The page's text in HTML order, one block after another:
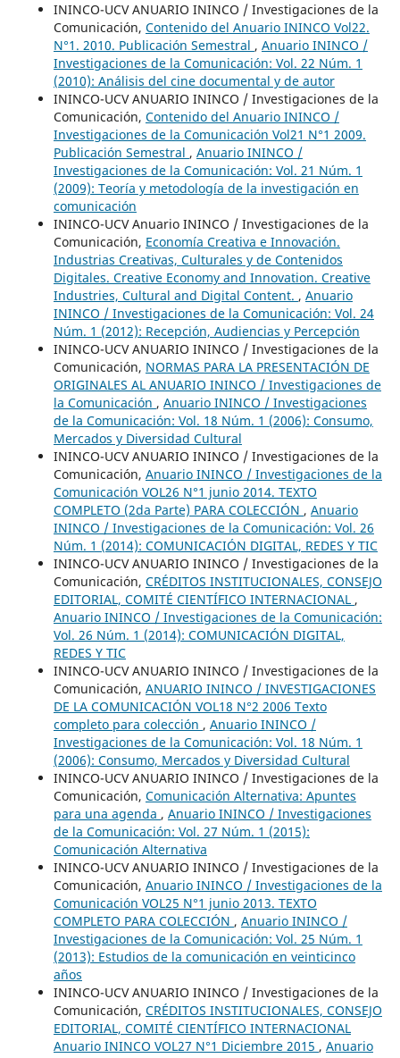
ININCO-UCV ANUARIO ININCO / Investigaciones de la
Comunicación, Contenido del Anuario ININCO Vol22.
N°1. 2010. Publicación Semestral , Anuario ININCO /
Investigaciones de la Comunicación: Vol. 22 Núm. 1
(2010): Análisis del cine documental y de autor
ININCO-UCV ANUARIO ININCO / Investigaciones de la
Comunicación, Contenido del Anuario ININCO /
Investigaciones de la Comunicación Vol21 N°1 2009.
Publicación Semestral , Anuario ININCO /
Investigaciones de la Comunicación: Vol. 21 Núm. 1
(2009): Teoría y metodología de la investigación en
comunicación
ININCO-UCV Anuario ININCO / Investigaciones de la
Comunicación, Economía Creativa e Innovación.
Industrias Creativas, Culturales y de Contenidos
Digitales. Creative Economy and Innovation. Creative
Industries, Cultural and Digital Content. , Anuario
ININCO / Investigaciones de la Comunicación: Vol. 24
Núm. 1 (2012): Recepción, Audiencias y Percepción
ININCO-UCV ANUARIO ININCO / Investigaciones de la
Comunicación, NORMAS PARA LA PRESENTACIÓN DE
ORIGINALES AL ANUARIO ININCO / Investigaciones de
la Comunicación , Anuario ININCO / Investigaciones
de la Comunicación: Vol. 18 Núm. 1 (2006): Consumo,
Mercados y Diversidad Cultural
ININCO-UCV ANUARIO ININCO / Investigaciones de la
Comunicación, Anuario ININCO / Investigaciones de la
Comunicación VOL26 N°1 junio 2014. TEXTO
COMPLETO (2da Parte) PARA COLECCIÓN , Anuario
ININCO / Investigaciones de la Comunicación: Vol. 26
Núm. 1 (2014): COMUNICACIÓN DIGITAL, REDES Y TIC
ININCO-UCV ANUARIO ININCO / Investigaciones de la
Comunicación, CRÉDITOS INSTITUCIONALES, CONSEJO
EDITORIAL, COMITÉ CIENTÍFICO INTERNACIONAL ,
Anuario ININCO / Investigaciones de la Comunicación:
Vol. 26 Núm. 1 (2014): COMUNICACIÓN DIGITAL,
REDES Y TIC
ININCO-UCV ANUARIO ININCO / Investigaciones de la
Comunicación, ANUARIO ININCO / INVESTIGACIONES
DE LA COMUNICACIÓN VOL18 N°2 2006 Texto
completo para colección , Anuario ININCO /
Investigaciones de la Comunicación: Vol. 18 Núm. 1
(2006): Consumo, Mercados y Diversidad Cultural
ININCO-UCV ANUARIO ININCO / Investigaciones de la
Comunicación, Comunicación Alternativa: Apuntes
para una agenda , Anuario ININCO / Investigaciones
de la Comunicación: Vol. 27 Núm. 1 (2015):
Comunicación Alternativa
ININCO-UCV ANUARIO ININCO / Investigaciones de la
Comunicación, Anuario ININCO / Investigaciones de la
Comunicación VOL25 N°1 junio 2013. TEXTO
COMPLETO PARA COLECCIÓN , Anuario ININCO /
Investigaciones de la Comunicación: Vol. 25 Núm. 1
(2013): Estudios de la comunicación en veinticinco
años
ININCO-UCV ANUARIO ININCO / Investigaciones de la
Comunicación, CRÉDITOS INSTITUCIONALES, CONSEJO
EDITORIAL, COMITÉ CIENTÍFICO INTERNACIONAL
Anuario ININCO VOL27 N°1 Diciembre 2015 , Anuario